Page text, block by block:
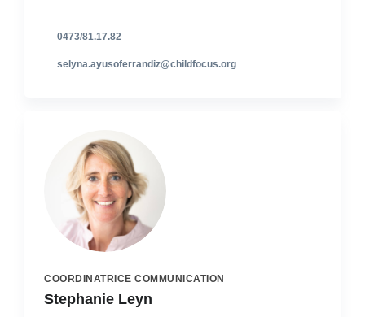
0473/81.17.82
selyna.ayusoferrandiz@childfocus.org
COORDINATRICE COMMUNICATION
Stephanie Leyn